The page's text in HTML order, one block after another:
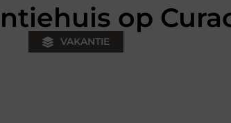
op
VAKANTIE